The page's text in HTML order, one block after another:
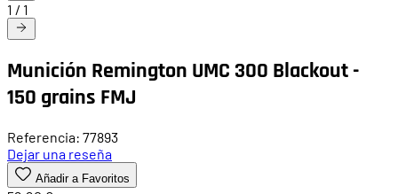
1 / 1
Munición Remington UMC 300 Blackout -
150 grains FMJ
Referencia: 77893
Dejar una reseña
Añadir a Favoritos